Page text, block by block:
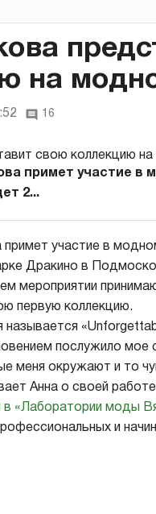
на
16
примет участие в
2...
примет участие в
Дракино в
мероприятии
первую коллекцию.
называется
послужило
меня окружают и то
Анна о своей
в «Лаборатории моды
и